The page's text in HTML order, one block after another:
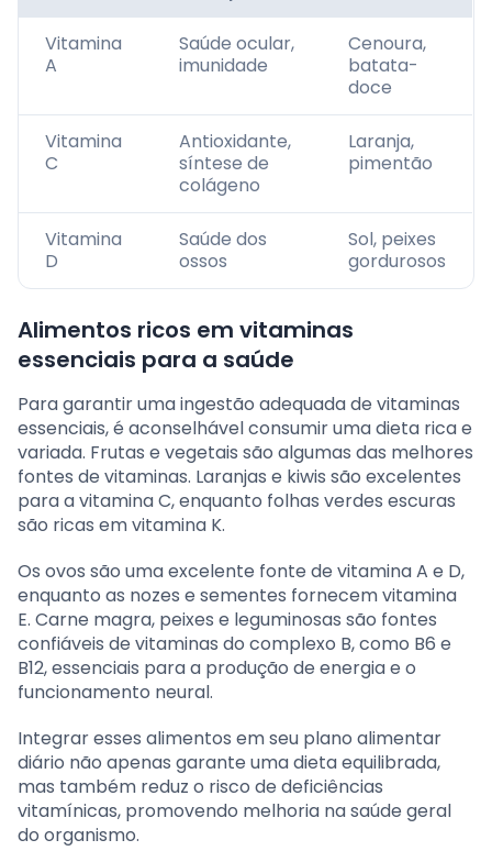
Vitamina
A
Saúde ocular,
imunidade
Cenoura,
batata-
doce
Vitamina
C
Antioxidante,
síntese de
colágeno
Laranja,
pimentão
Vitamina
D
Saúde dos
ossos
Sol, peixes
gordurosos
Alimentos ricos em vitaminas
essenciais para a saúde
Para garantir uma ingestão adequada de vitaminas
essenciais, é aconselhável consumir uma dieta rica e
variada. Frutas e vegetais são algumas das melhores
fontes de vitaminas. Laranjas e kiwis são excelentes
para a vitamina C, enquanto folhas verdes escuras
são ricas em vitamina K.
Os ovos são uma excelente fonte de vitamina A e D,
enquanto as nozes e sementes fornecem vitamina
E. Carne magra, peixes e leguminosas são fontes
confiáveis de vitaminas do complexo B, como B6 e
B12, essenciais para a produção de energia e o
funcionamento neural.
Integrar esses alimentos em seu plano alimentar
diário não apenas garante uma dieta equilibrada,
mas também reduz o risco de deficiências
vitamínicas, promovendo melhoria na saúde geral
do organismo.